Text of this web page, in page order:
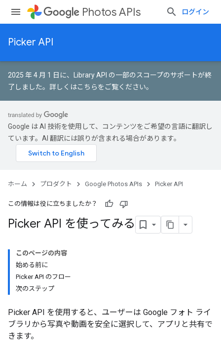
Photos APIs ログイン
Picker API
2025 年 4 月 1 日に、Library API の一部のスコープのサポートが終
了しました。 詳しくはこちらをご覧ください。
Google は AI 技術を使用して、コンテンツをご希望の言語に翻訳し
ています。AI 翻訳には誤りが含まれる場合があります。
ホーム プロダクト Google Photos APIs Picker API
この情報は役に立ちましたか？
Picker API を使ってみる
このページの内容
始める前に
Picker API のフロー
次のステップ
Picker API を使用すると、ユーザーは Google フォト ライ
ブラリから写真や動画を安全に選択して、アプリと共有で
きます。